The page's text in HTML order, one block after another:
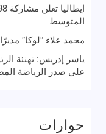
المتوسط
محمد علاء “لوكا”
ياسر إدريس: تهنئة
علي صدر الرياضة
حوارات